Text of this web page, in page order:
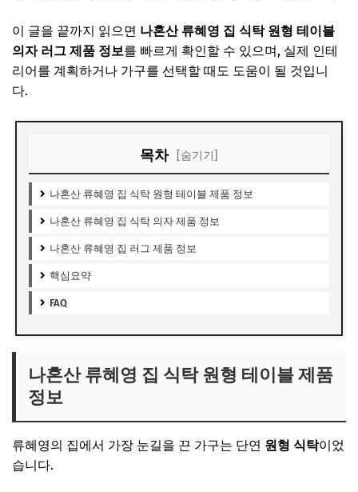
이 글을 끝까지 읽으면 나혼산 류혜영 집 식탁 원형 테이블
의자 러그 제품 정보를 빠르게 확인할 수 있으며, 실제 인테
리어를 계획하거나 가구를 선택할 때도 도움이 될 것입니
다.
목차 [숨기기]
나혼산 류혜영 집 식탁 원형 테이블 제품 정보
나혼산 류혜영 집 식탁 의자 제품 정보
나혼산 류혜영 집 러그 제품 정보
핵심요약
FAQ
나혼산 류혜영 집 식탁 원형 테이블 제품
정보
류혜영의 집에서 가장 눈길을 끈 가구는 단연 원형 식탁이었
습니다.